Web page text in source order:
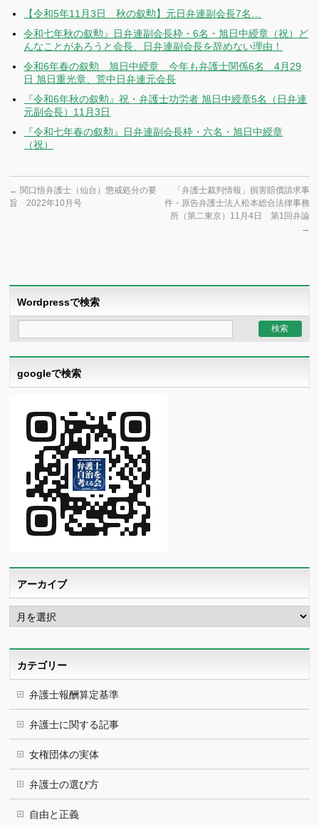
【令和5年11月3日 秋の叙勲】元日弁連副会長7名…
令和七年秋の叙勲』日弁連副会長枠・6名・旭日中綬章（祝）ど
んなことがあろうと会長、日弁連副会長を辞めない理由！
令和6年春の叙勲 旭日中綬章 今年も弁護士関係6名 4月29
日 旭日重光章、荒中日弁連元会長
『令和6年秋の叙勲』祝・弁護士功労者 旭日中綬章5名（日弁連
元副会長）11月3日
『令和七年春の叙勲』日弁連副会長枠・六名・旭日中綬章
（祝）
← 関口悟弁護士（仙台）懲戒処分の要
旨 2022年10月号
「弁護士裁判情報」損害賠償請求事
件・原告弁護士法人松本総合法律事務
所（第二東京）11月4日 第1回弁論
→
Wordpressで検索
googleで検索
アーカイブ
ア
ー
カ
カテゴリー
弁護士報酬算定基準
弁護士に関する記事
女権団体の実体
弁護士の選び方
自由と正義